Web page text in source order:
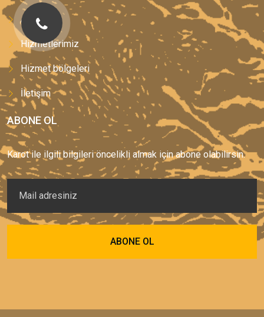
Anasayfa
Hizmetlerimiz
Hizmet bölgeleri
İletişim
ABONE OL
Karot ile ilgili bilgileri öncelikli almak için abone olabilirsin.